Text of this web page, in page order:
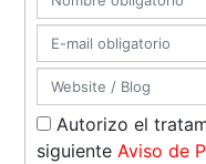
Autorizo el
siguienteAviso de